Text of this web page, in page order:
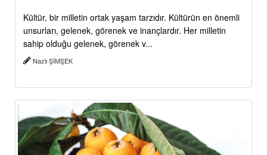
Kültür, bir milletin ortak yaşam tarzıdır. Kültürün en önemli
unsurları, gelenek, görenek ve inançlardır. Her milletin
sahip olduğu gelenek, görenek v...
Nazlı ŞİMŞEK